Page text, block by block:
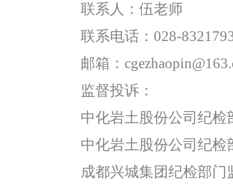
联系人 ： 伍老师
联系电话 ： 028-
邮箱 ：
监督投诉 ：
中化岩土股份公司 纪检
中化岩土股份公司 纪检
成都兴城集团纪检部门